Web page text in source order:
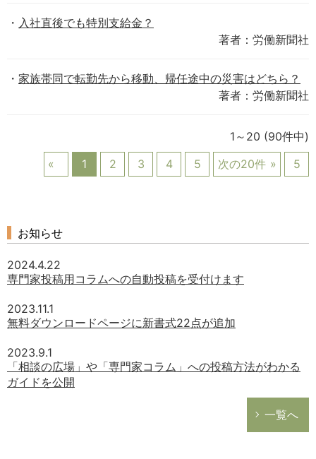
入社直後でも特別支給金？
著者：労働新聞社
家族帯同で転勤先から移動、帰任途中の災害はどちら？
著者：労働新聞社
1～20 (90件中)
1
2 3 4 5 次の20件 5
お知らせ
2024.4.22
専門家投稿用コラムへの自動投稿を受付けます
2023.11.1
無料ダウンロードページに新書式22点が追加
2023.9.1
「相談の広場」や「専門家コラム」への投稿方法がわかる
ガイドを公開
一覧へ